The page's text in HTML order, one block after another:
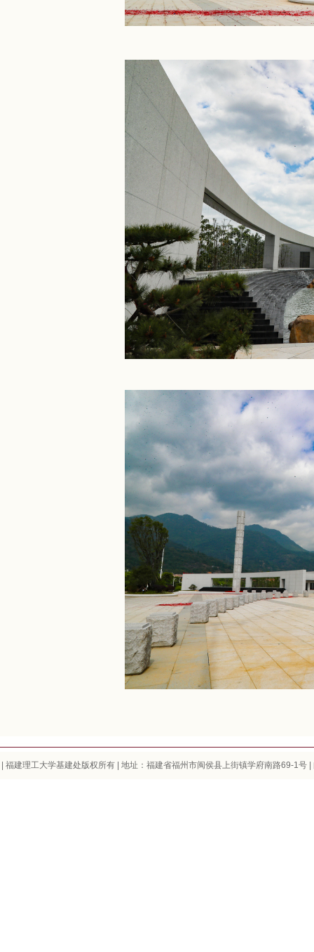
| 福建理工大学基建处版权所有 | 地址：福建省福州市闽侯县上街镇学府南路69-1